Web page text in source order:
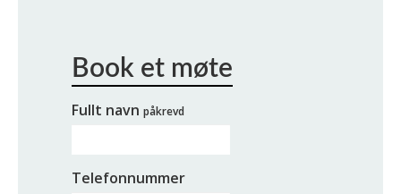
Fullt navn påkrevd
Telefonnummer